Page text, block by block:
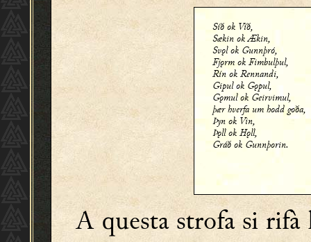
Síð ok Víð,
Sækin ok Ækin,
Svǫl ok Gunnþró,
Fjǫrm ok Fimbulþul,
Rín ok Rennandi,
Gipul ok Gǫpul,
Gǫmul ok Geirvimul,
þær hverfa um hodd goða,
Þyn ok Vin,
Þǫll ok Hǫll,
Gráð ok Gunnþorin.
A questa strofa si